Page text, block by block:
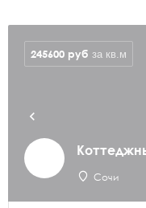
Сочи
245600 руб за кв.м